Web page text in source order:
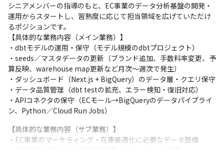
シニアメンバーの指導のもと、EC事業のデータ分析基盤の開発・
運用からスタートし、習熟度に応じて担当領域を広げていただけ
るポジションです。
【具体的な業務内容（メイン業務）】
・dbtモデルの運用・保守（モデル規模のdbtプロジェクト）
・seeds／マスタデータの更新（ブランド追加、手数料率変更、予
算反映、warehouse map更新など月次〜週次で発生）
・ダッシュボード（Next.js + BigQuery）のデータ層・クエリ保守
・データ品質管理（dbt testの拡充、エラー検知・復旧対応）
・APIコネクタの保守（ECモール→BigQueryのデータパイプライ
ン、Python／Cloud Run Jobs）
【具体的な業務内容（サブ業務）】
・EC事業のマーケティング・在庫最適化に必要なデータ整備